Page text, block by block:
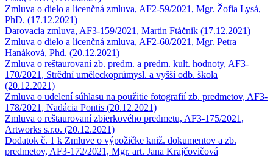
Zmluva o dielo a licenčná zmluva, AF2-59/2021, Mgr. Žofia Lysá,
PhD. (17.12.2021)
Darovacia zmluva, AF3-159/2021, Martin Ftáčnik (17.12.2021)
Zmluva o dielo a licenčná zmluva, AF2-60/2021, Mgr. Petra
Hanáková, Phd. (20.12.2021)
Zmluva o reštaurovaní zb. predm. a predm. kult. hodnoty, AF3-
170/2021, Strědní uměleckoprúmysl. a vyšší odb. škola
(20.12.2021)
Zmluva o udelení súhlasu na použitie fotografií zb. predmetov, AF3-
178/2021, Nadácia Pontis (20.12.2021)
Zmluva o reštaurovaní zbierkového predmetu, AF3-175/2021,
Artworks s.r.o. (20.12.2021)
Dodatok č. 1 k Zmluve o výpožičke kniž. dokumentov a zb.
predmetov, AF3-172/2021, Mgr. art. Jana Krajčovičová